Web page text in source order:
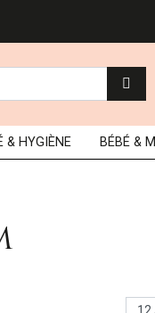
& HYGIÈNE BÉBÉ &